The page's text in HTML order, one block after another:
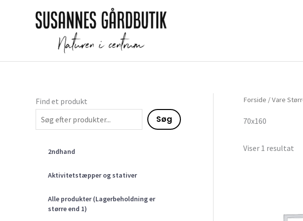
Find et produkt
Søg
2ndhand
Aktivitetstæpper og stativer
Alle produkter (Lagerbeholdning er
større end 1)
Forside / Vare
70x160
Viser 1 resultat